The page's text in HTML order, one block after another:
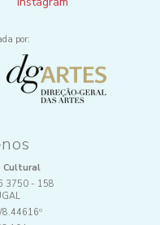
por:
Cultural
3750 - 158